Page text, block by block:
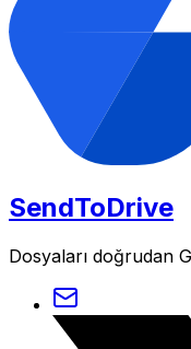
SendToDrive
Dosyaları doğrudan